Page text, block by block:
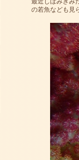
の若魚なども見